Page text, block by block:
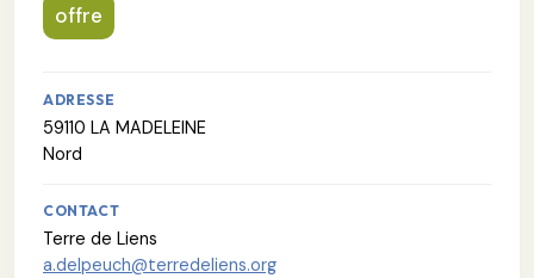
offre
ADRESSE
59110 LA MADELEINE
Nord
CONTACT
Terre de Liens
a.delpeuch@terredeliens.org